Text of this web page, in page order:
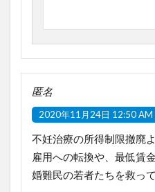
匿名
2020年11月24日 12:50 AM
不妊治療の所得制限撤廃
雇用への転換や、最低賃
婚難民の若者たちを救っ